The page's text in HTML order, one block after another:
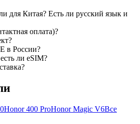
для Китая? Есть ли русский язык и
оплата)?
в России?
ли eSIM?
Honor 400 ProHonor Magic V6Все